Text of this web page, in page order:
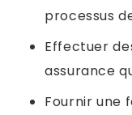
processus
Effectuer
assurance
Fournir une